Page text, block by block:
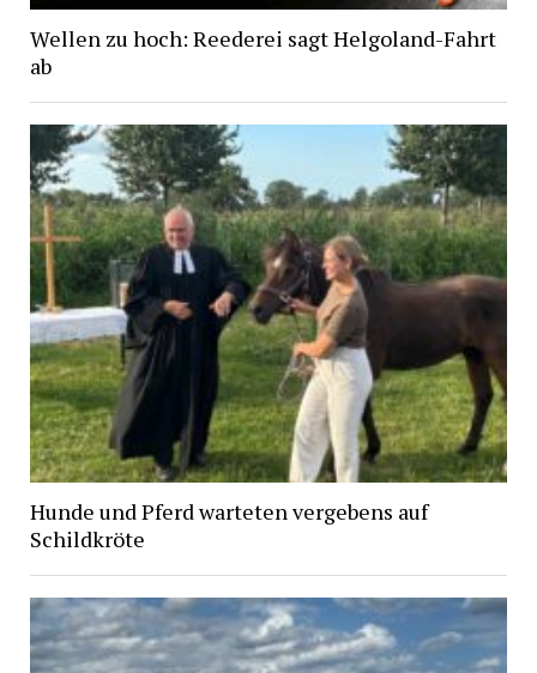
Wellen zu hoch: Reederei sagt Helgoland-Fahrt
ab
Hunde und Pferd warteten vergebens auf
Schildkröte